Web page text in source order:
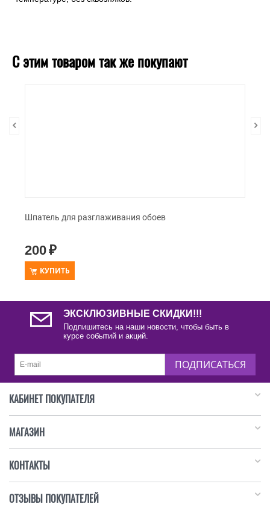
С этим товаром так же покупают
Шпатель для разглаживания обоев
200₽
КУПИТЬ
ЭКСКЛЮЗИВНЫЕ СКИДКИ!!!
Подпишитесь на наши новости, чтобы быть в
курсе событий и акций.
ПОДПИСАТЬСЯ
КАБИНЕТ ПОКУПАТЕЛЯ
МАГАЗИН
КОНТАКТЫ
ОТЗЫВЫ ПОКУПАТЕЛЕЙ